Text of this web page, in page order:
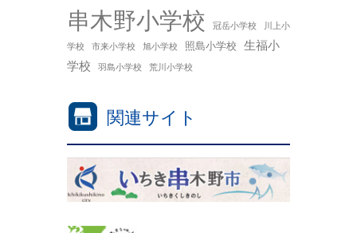
串木野小学校 冠岳小学校
川上小
学校
市来小学校 旭小学校 照島小学校 生福小
学校
羽島小学校 荒川小学校
関連サイト